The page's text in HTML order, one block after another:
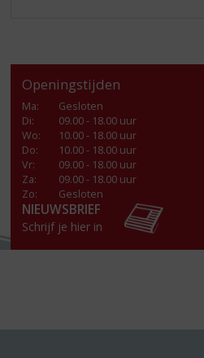
Openingstijden
Ma:
Gesloten
Di:
09.00 - 18.00 uur
Wo:
10.00 - 18.00 uur
Do:
10.00 - 18.00 uur
Vr:
09.00 - 18.00 uur
Za:
09.00 - 18.00 uur
Zo:
Gesloten
NIEUWSBRIEF
Schrijf je hier in